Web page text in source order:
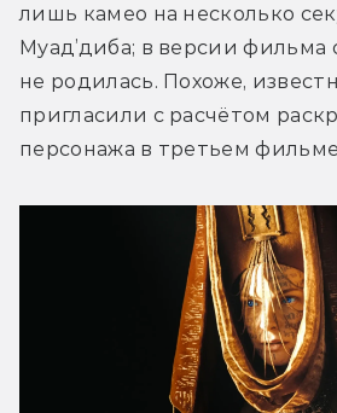
лишь камео на несколько
Муад’диба; в версии фильма
не родилась. Похоже,
пригласили с расчётом
персонажа в третьем